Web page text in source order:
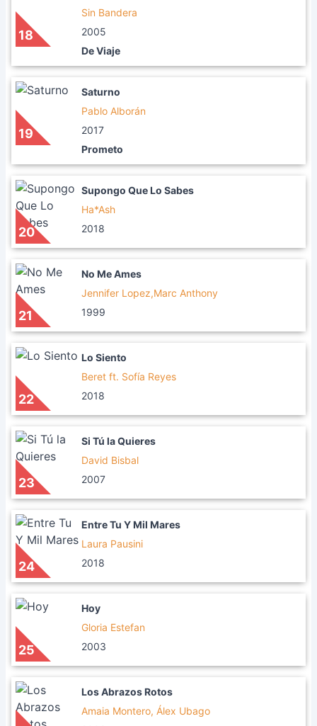
18
Sin Bandera
2005
De Viaje
19
Saturno
Pablo Alborán
2017
Prometo
20
Supongo Que Lo Sabes
Ha*Ash
2018
21
No Me Ames
Jennifer Lopez,Marc Anthony
1999
22
Lo Siento
Beret ft. Sofía Reyes
2018
23
Si Tú la Quieres
David Bisbal
2007
24
Entre Tu Y Mil Mares
Laura Pausini
2018
25
Hoy
Gloria Estefan
2003
Los Abrazos Rotos
Amaia Montero, Álex Ubago